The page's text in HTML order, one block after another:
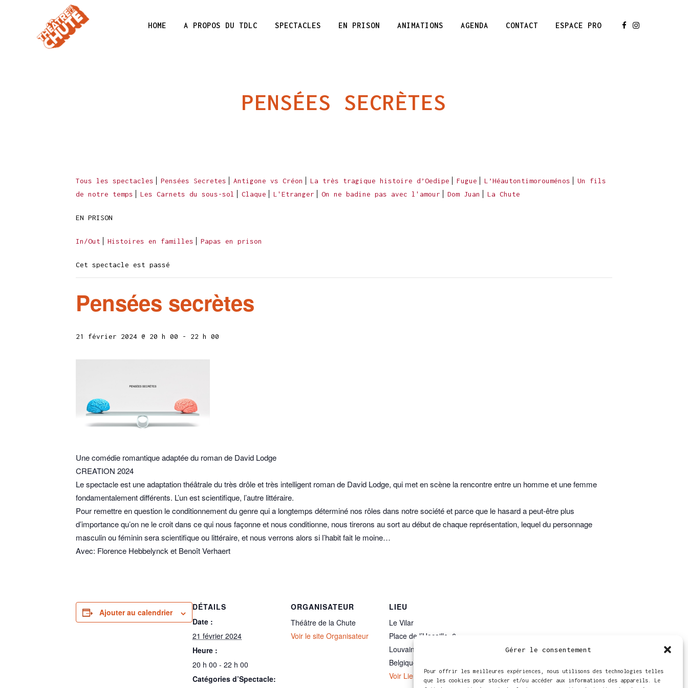
Gérer le consentement
Pour offrir les meilleures expériences, nous utilisons des technologies telles
que les cookies pour stocker et/ou accéder aux informations des appareils. Le
HOME A PROPOS DU TDLC SPECTACLES EN PRISON ANIMATIONS AGENDA CONTACT ESPACE PRO
PENSÉES SECRÈTES
Tous les spectacles Pensées Secretes Antigone vs Créon La très tragique histoire d’Oedipe Fugue L’Héautontimorouménos
Un fils
de notre temps
Les Carnets du sous-sol Claque L'Etranger On ne badine pas avec l'amour Dom Juan La Chute
EN PRISON
In/Out Histoires en familles Papas en prison
Cet spectacle est passé
Pensées secrètes
21 février 2024 @ 20 h 00 - 22 h 00
Une comédie romantique adaptée du roman de David Lodge
CREATION 2024
Le spectacle est une adaptation théâtrale du très drôle et très intelligent roman de David Lodge, qui met en scène la rencontre entre un homme et une femme
fondamentalement différents. L’un est scientifique, l’autre littéraire.
Pour remettre en question le conditionnement du genre qui a longtemps déterminé nos rôles dans notre société et parce que le hasard a peut-être plus
d’importance qu’on ne le croit dans ce qui nous façonne et nous conditionne, nous tirerons au sort au début de chaque représentation, lequel du personnage
masculin ou féminin sera scientifique ou littéraire, et nous verrons alors si l’habit fait le moine…
Avec: Florence Hebbelynck et Benoît Verhaert
Ajouter au calendrier
DÉTAILS
Date :
21 février 2024
Heure :
20 h 00 - 22 h 00
Catégories d’Spectacle:
ORGANISATEUR
Théâtre de la Chute
Voir le site Organisateur
LIEU
Le Vilar
Place de l’Hocaille, 6
Louvain-la-Neuve
Belgique
Voir Lieu site web